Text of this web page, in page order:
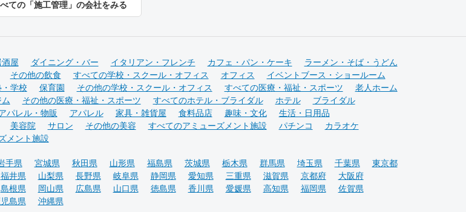
Topics 特集作品 マンションリノベ
ーカリー&焼き菓子店のデザイン』単行
サポート ②顧客ターゲット・マーケテ
業界専門のデザイン提案 ⑤自社施工 ⑥
お客様により沿ったアフターフォロー
まずはご相談やお話だけでも構いませ
ん。 お気軽にお問合せくださいませ！
ての「施工管理」の会社をみる
酒屋 ダイニング・バー イタリアン・フレンチ カフェ・パン・ケーキ
ラーメン・そば・うどん
その他の飲食 すべての学校・スクール・オフィス オフィス
イベントブース・ショールーム
・学校 保育園 その他の学校・スクール・オフィス すべての医療・福祉・スポーツ
老人ホーム
その他の医療・福祉・スポーツ すべてのホテル・ブライダル ホテル
ブライダル
パレル・物販 アパレル 家具・雑貨屋 食料品店 趣味・文化
生活・日用品
美容院 サロン その他の美容 すべてのアミューズメント施設 パチンコ
カラオケ
メント施設
手県 宮城県 秋田県 山形県 福島県 茨城県 栃木県 群馬県 埼玉県 千葉県
東京都
福井県 山梨県 長野県 岐阜県 静岡県 愛知県 三重県 滋賀県 京都府
大阪府
島根県 岡山県 広島県 山口県 徳島県 香川県 愛媛県 高知県 福岡県
佐賀県
島県 沖縄県